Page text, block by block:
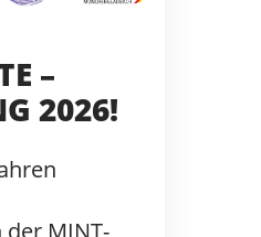
–
2026!
MINT-